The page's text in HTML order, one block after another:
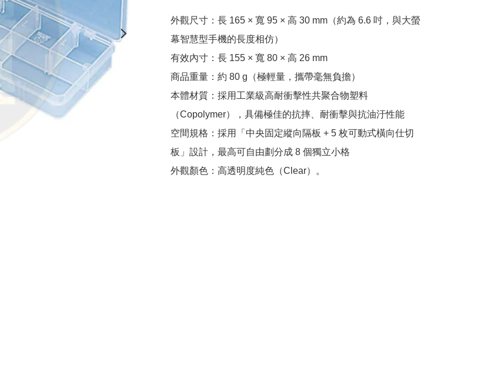
外觀尺寸：長 165 × 寬 95 × 高 30 mm（約為 6.6 吋，與大螢
幕智慧型手機的長度相仿）
有效內寸：長 155 × 寬 80 × 高 26 mm
商品重量：約 80 g（極輕量，攜帶毫無負擔）
本體材質：採用工業級高耐衝擊性共聚合物塑料
（Copolymer），具備極佳的抗摔、耐衝擊與抗油汙性能
空間規格：採用「中央固定縱向隔板 + 5 枚可動式橫向仕切
板」設計，最高可自由劃分成 8 個獨立小格
外觀顏色：高透明度純色（Clear）。